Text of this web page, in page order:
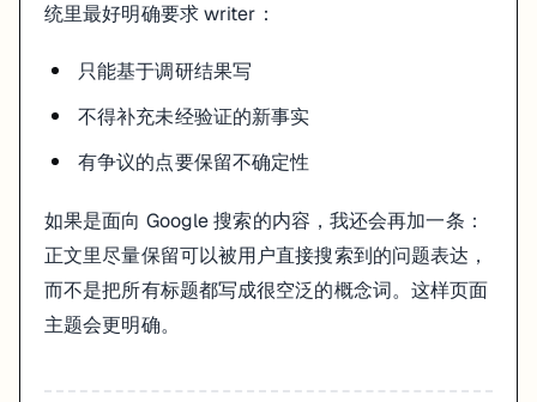
统里最好明确要求 writer：
只能基于调研结果写
不得补充未经验证的新事实
有争议的点要保留不确定性
如果是面向 Google 搜索的内容，我还会再加一条：
正文里尽量保留可以被用户直接搜索到的问题表达，
而不是把所有标题都写成很空泛的概念词。这样页面
主题会更明确。